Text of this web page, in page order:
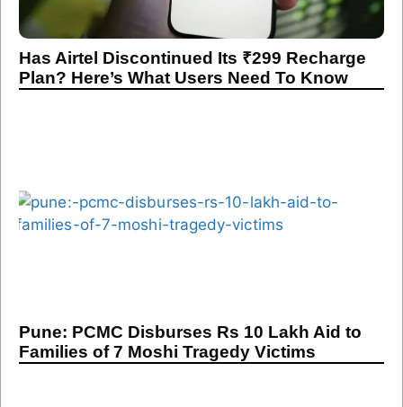
Has Airtel Discontinued Its ₹299 Recharge
Plan? Here’s What Users Need To Know
Pune: PCMC Disburses Rs 10 Lakh Aid to
Families of 7 Moshi Tragedy Victims